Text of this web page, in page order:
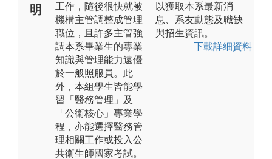
明
工作，隨後很快就被
機構主管調整成管理
職位，且許多主管強
調本系畢業生的專業
知識與管理能力遠優
於一般照服員。此
外，本組學生皆能學
習「醫務管理」及
「公衛核心」專業學
程，亦能選擇醫務管
理相關工作或投入公
共衛生師國家考試。
以獲取本系最新消
息、系友動態及職缺
與招生資訊。
下載詳細資料